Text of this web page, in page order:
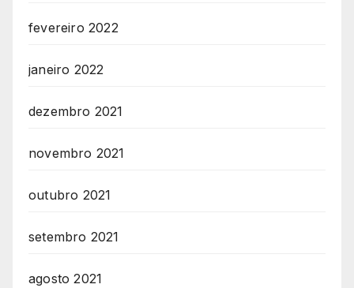
fevereiro 2022
janeiro 2022
dezembro 2021
novembro 2021
outubro 2021
setembro 2021
agosto 2021